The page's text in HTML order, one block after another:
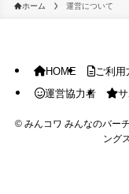
ホーム 運営について
HOME ご利用
運営協力者
©みんコワ みんなのバー
ング